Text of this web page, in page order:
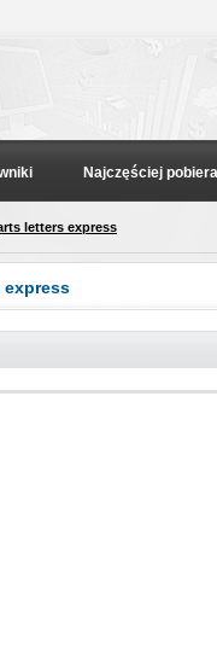
Najczęściej
letters express
express